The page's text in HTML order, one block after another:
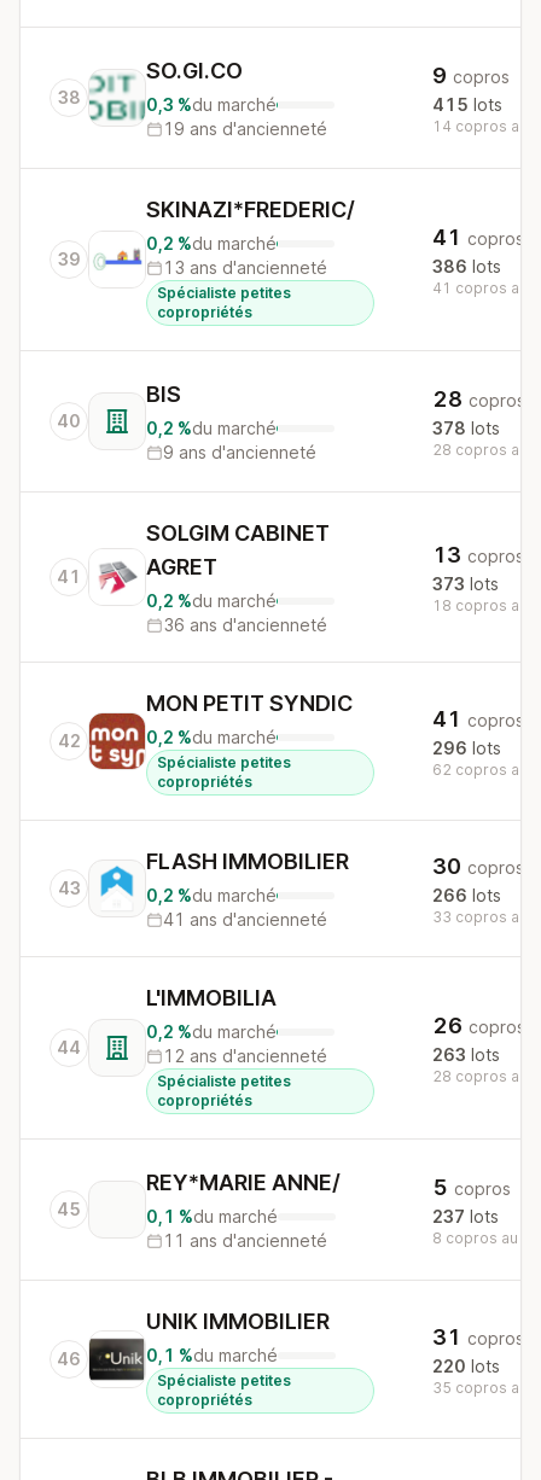
38
SO.GI.CO
0,3 %du marché
19 ans d'ancienneté
9 copros
415 lots
14 copros au
39
SKINAZI*FREDERIC/
0,2 %du marché
13 ans d'ancienneté
Spécialiste petites
copropriétés
41 copros
386 lots
41 copros au
40
BIS
0,2 %du marché
9 ans d'ancienneté
28 copros
378 lots
28 copros au
41
SOLGIM CABINET
AGRET
0,2 %du marché
36 ans d'ancienneté
13 copros
373 lots
18 copros au
42
MON PETIT SYNDIC
0,2 %du marché
Spécialiste petites
copropriétés
41 copros
296 lots
62 copros au
43
FLASH IMMOBILIER
0,2 %du marché
41 ans d'ancienneté
30 copros
266 lots
33 copros au
44
L'IMMOBILIA
0,2 %du marché
12 ans d'ancienneté
Spécialiste petites
copropriétés
26 copros
263 lots
28 copros au
45
REY*MARIE ANNE/
0,1 %du marché
11 ans d'ancienneté
5 copros
237 lots
8 copros au
46
UNIK IMMOBILIER
0,1 %du marché
Spécialiste petites
copropriétés
31 copros
220 lots
35 copros au